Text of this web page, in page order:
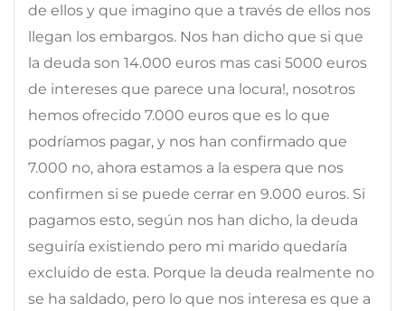
de ellos y que imagino que a través de ellos nos
llegan los embargos. Nos han dicho que si que
la deuda son 14.000 euros mas casi 5000 euros
de intereses que parece una locura!, nosotros
hemos ofrecido 7.000 euros que es lo que
podríamos pagar, y nos han confirmado que
7.000 no, ahora estamos a la espera que nos
confirmen si se puede cerrar en 9.000 euros. Si
pagamos esto, según nos han dicho, la deuda
seguiría existiendo pero mi marido quedaría
excluido de esta. Porque la deuda realmente no
se ha saldado, pero lo que nos interesa es que a